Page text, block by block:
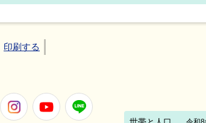
印刷する
FacebookInstagramYoutube